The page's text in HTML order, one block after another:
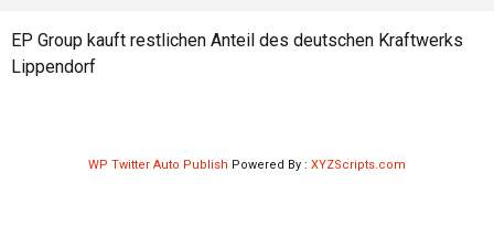
Service
EP Group kauft restlichen Anteil des deutschen Kraftwerks
Lippendorf
WP Twitter Auto Publish Powered By : XYZScripts.com